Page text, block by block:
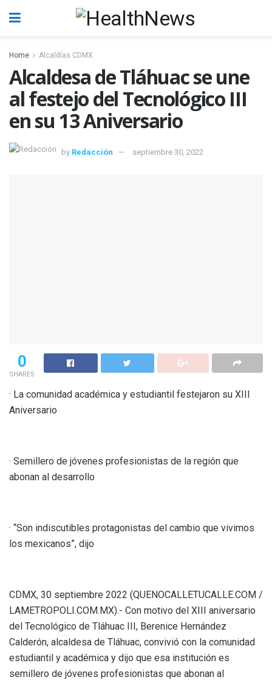
Home Alcaldías CDMX
Alcaldesa de Tláhuac se une
al festejo del Tecnológico III
en su 13 Aniversario
by Redacción septiembre 30, 2022
0
SHARES
· La comunidad académica y estudiantil festejaron su XIII
Aniversario
· Semillero de jóvenes profesionistas de la región que
abonan al desarrollo
· “Son indiscutibles protagonistas del cambio que vivimos
los mexicanos”, dijo
CDMX, 30 septiembre 2022 (QUENOCALLETUCALLE.COM /
LAMETROPOLI.COM.MX).- Con motivo del XIII aniversario
del Tecnológico de Tláhuac III, Berenice Hernández
Calderón, alcaldesa de Tláhuac, convivió con la comunidad
estudiantil y académica y dijo que esa institución es
semillero de jóvenes profesionistas que abonan al